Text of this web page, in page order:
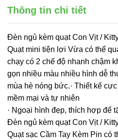
Thông tin chi tiết
Đèn ngủ kèm quạt Con Vịt /
Quạt mini tiện lợi Vừa có thể
chạy có 2 chế độ nhanh chậm
gọn nhiều màu nhiều hình dễ
mùa hè nóng bức.· Thiết kế
mềm mại và tự nhiên
· Ngoại hình đẹp, thích hợp để
Đèn ngủ kèm quạt Con Vịt /
Quạt sạc Cầm Tay Kèm Pin có